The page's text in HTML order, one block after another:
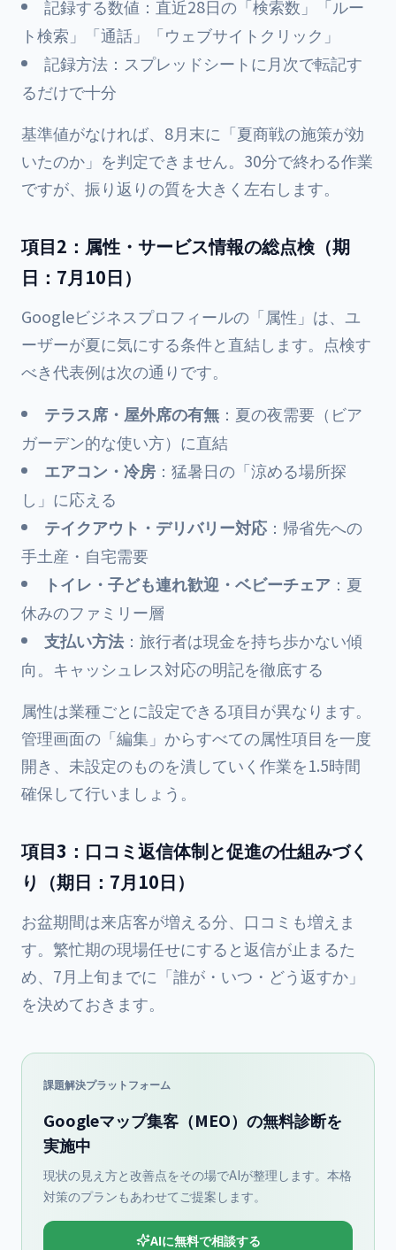
記録する数値：直近28日の「検索数」「ルー
ト検索」「通話」「ウェブサイトクリック」
記録方法：スプレッドシートに月次で転記す
るだけで十分
基準値がなければ、8月末に「夏商戦の施策が効
いたのか」を判定できません。30分で終わる作業
ですが、振り返りの質を大きく左右します。
項目2：属性・サービス情報の総点検（期
日：7月10日）
Googleビジネスプロフィールの「属性」は、ユ
ーザーが夏に気にする条件と直結します。点検す
べき代表例は次の通りです。
テラス席・屋外席の有無 ：夏の夜需要（ビア
ガーデン的な使い方）に直結
エアコン・冷房 ：猛暑日の「涼める場所探
し」に応える
テイクアウト・デリバリー対応 ：帰省先への
手土産・自宅需要
トイレ・子ども連れ歓迎・ベビーチェア ：夏
休みのファミリー層
支払い方法：旅行者は現金を持ち歩かない傾
向。キャッシュレス対応の明記を徹底する
属性は業種ごとに設定できる項目が異なります。
管理画面の「編集」からすべての属性項目を一度
開き、未設定のものを潰していく作業を1.5時間
確保して行いましょう。
項目3：口コミ返信体制と促進の仕組みづく
り（期日：7月10日）
お盆期間は来店客が増える分、口コミも増えま
す。繁忙期の現場任せにすると返信が止まるた
め、7月上旬までに「誰が・いつ・どう返すか」
を決めておきます。
課題解決プラットフォーム
Googleマップ集客（MEO）の無料診断を
実施中
現状の見え方と改善点をその場でAIが整理します。本格
対策のプランもあわせてご提案します。
AIに無料で相談する